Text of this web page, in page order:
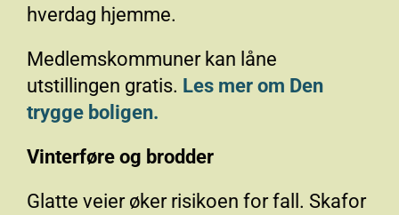
hverdag hjemme.
Medlemskommuner kan låne
utstillingen gratis. Les mer om Den
trygge boligen.
Vinterføre og brodder
Glatte veier øker risikoen for fall. Skafor